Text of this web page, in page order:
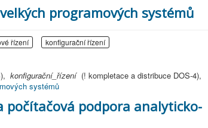
programových systémů
řízení konfigurační řízení
konfigurační_řízení (! kompletace a distribuce DOS-4),
systémů
počítačová podpora analyticko-